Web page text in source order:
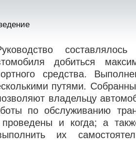
добиться
средства.
путями.
владельцу
по обслуживанию
и когда; а
их